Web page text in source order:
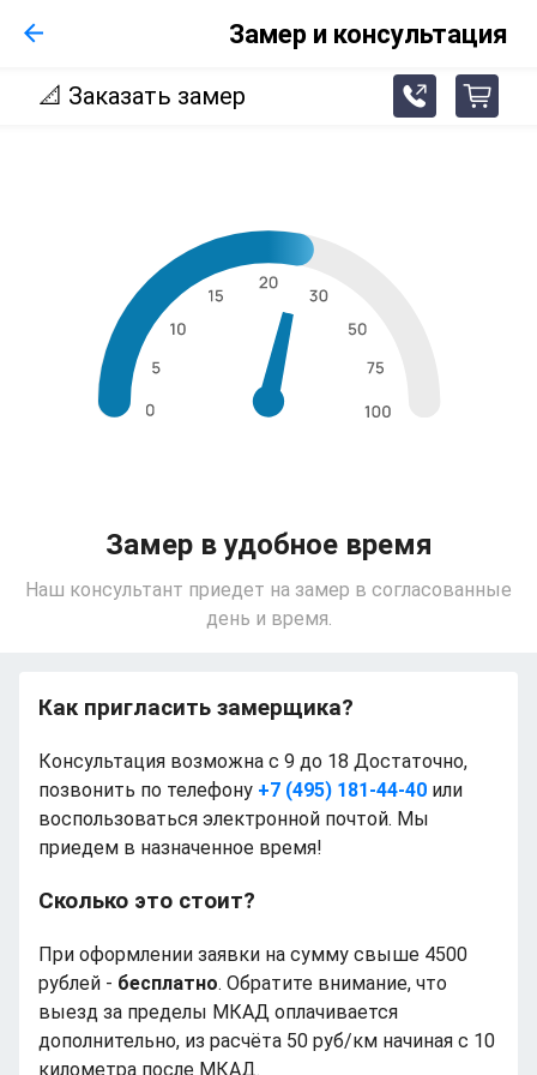
Замер и консультация
📐 Заказать замер phone_fill_arrow_up_right cart
Замер в удобное время
Наш консультант приедет на замер в согласованные
день и время.
Как пригласить замерщика?
Консультация возможна с 9 до 18 Достаточно,
позвонить по телефону +7 (495) 181-44-40 или
воспользоваться электронной почтой. Мы
приедем в назначенное время!
Сколько это стоит?
При оформлении заявки на сумму свыше 4500
рублей - бесплатно. Обратите внимание, что
выезд за пределы МКАД оплачивается
дополнительно, из расчёта 50 руб/км начиная с 10
километра после МКАД.